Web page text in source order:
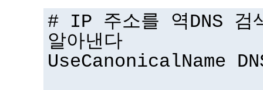
# IP 주소를 역DNS 검
알아낸다
UseCanonicalName